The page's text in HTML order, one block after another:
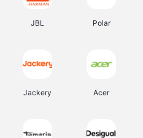
JBL Polar
Jackery Acer